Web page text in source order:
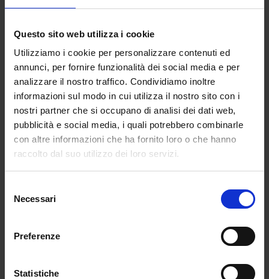
Questo sito web utilizza i cookie
Utilizziamo i cookie per personalizzare contenuti ed
annunci, per fornire funzionalità dei social media e per
analizzare il nostro traffico. Condividiamo inoltre
informazioni sul modo in cui utilizza il nostro sito con i
nostri partner che si occupano di analisi dei dati web,
pubblicità e social media, i quali potrebbero combinarle
con altre informazioni che ha fornito loro o che hanno
raccolto dal suo utilizzo dei loro servizi.
delNecessari
Preferenze
Statistiche
Diptyque
fragranze Diptyquesi contraddistinguono per i
loroflaconi ovali, con etichette illustrate in stile
unici, sono veri pezzi da collezione. E grazie alla
possibilità di ricaricarli, restano a lungo parte
dell’arredamento di una casa, tra il soggiorno e la